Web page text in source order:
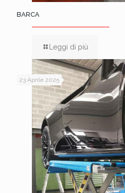
BARCA
Leggi di più
23 Aprile 2025